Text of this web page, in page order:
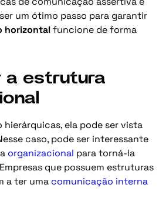
um ótimo passo para garantir
horizontalfuncione de forma
a estrutura
hierárquicas, ela pode ser vista
caso, pode ser interessante
organizacional para torná-la
que possuem estruturas
a ter uma comunicação interna